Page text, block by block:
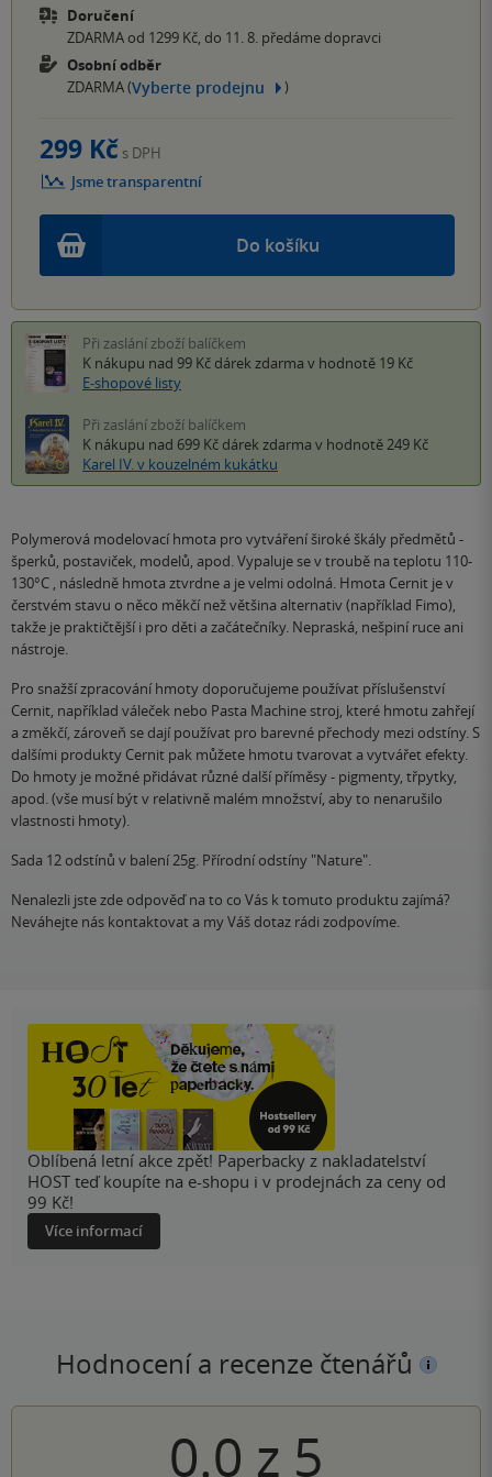
Doručení
ZDARMA od 1299 Kč, do 11. 8. předáme dopravci
Osobní odběr
ZDARMA (Vyberte prodejnu )
Do košíku
299 Kč s DPH
Jsme transparentní
Při zaslání zboží balíčkem
K nákupu nad 99 Kč dárek zdarma v hodnotě 19 Kč
E-shopové listy
Při zaslání zboží balíčkem
K nákupu nad 699 Kč dárek zdarma v hodnotě 249 Kč
Karel IV. v kouzelném kukátku
Polymerová modelovací hmota pro vytváření široké škály předmětů -
šperků, postaviček, modelů, apod. Vypaluje se v troubě na teplotu 110-
130°C , následně hmota ztvrdne a je velmi odolná. Hmota Cernit je v
čerstvém stavu o něco měkčí než většina alternativ (například Fimo),
takže je praktičtější i pro děti a začátečníky. Nepraská, nešpiní ruce ani
nástroje.
Pro snažší zpracování hmoty doporučujeme používat příslušenství
Cernit, například váleček nebo Pasta Machine stroj, které hmotu zahřejí
a změkčí, zároveň se dají používat pro barevné přechody mezi odstíny. S
dalšími produkty Cernit pak můžete hmotu tvarovat a vytvářet efekty.
Do hmoty je možné přidávat různé další příměsy - pigmenty, třpytky,
apod. (vše musí být v relativně malém množství, aby to nenarušilo
vlastnosti hmoty).
Sada 12 odstínů v balení 25g. Přírodní odstíny "Nature".
Nenalezli jste zde odpověď na to co Vás k tomuto produktu zajímá?
Neváhejte nás kontaktovat a my Váš dotaz rádi zodpovíme.
Oblíbená letní akce zpět! Paperbacky z nakladatelství
HOST teď koupíte na e-shopu i v prodejnách za ceny od
99 Kč!
Více informací
Hodnocení a recenze čtenářů
0.0 z 5